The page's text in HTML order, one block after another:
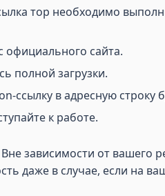
тор необходимо
официального сайта.
полной загрузки.
ссылку в адресную строку
к работе.
зависимости от вашего
даже в случае, если на